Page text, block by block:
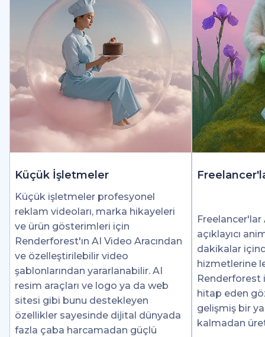
Küçük İşletmeler
Küçük işletmeler profesyonel
reklam videoları, marka hikayeleri
ve ürün gösterimleri için
Renderforest'ın AI Video Aracından
ve özelleştirilebilir video
şablonlarından yararlanabilir. AI
resim araçları ve logo ya da web
sitesi gibi bunu destekleyen
özellikler sayesinde dijital dünyada
fazla çaba harcamadan güçlü
açıklayıcı
dakikalar
hizmetlerine
Renderforest
hitap eden
gelişmiş bir
kalmadan